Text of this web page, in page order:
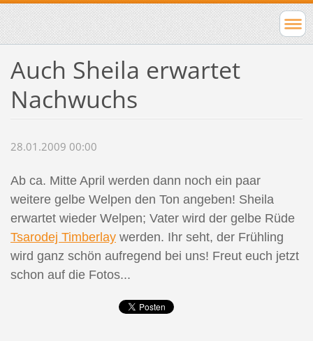
Auch Sheila erwartet
Nachwuchs
28.01.2009 00:00
Ab ca. Mitte April werden dann noch ein paar
weitere gelbe Welpen den Ton angeben! Sheila
erwartet wieder Welpen; Vater wird der gelbe Rüde
Tsarodej Timberlaywerden. Ihr seht, der Frühling
wird ganz schön aufregend bei uns! Freut euch jetzt
schon auf die Fotos...